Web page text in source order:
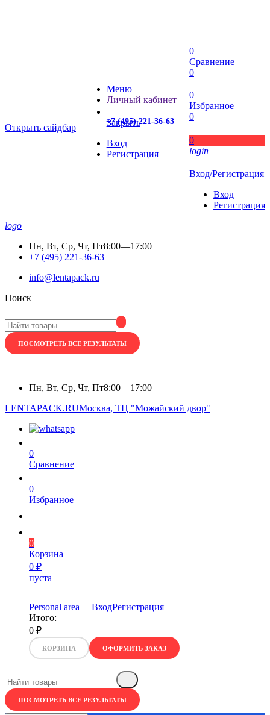
Открыть сайдбар
Меню
Личный кабинет
Закрыть
Вход
Регистрация
0
Сравнение
0
0
Избранное
0
0
+7 (495) 221-36-63
login
Вход/Регистрация
Вход
Регистрация
logo
Пн, Вт, Ср, Чт, Пт8:00—17:00
+7 (495) 221-36-63
info@lentapack.ru
Поиск
ПОСМОТРЕТЬ ВСЕ РЕЗУЛЬТАТЫ
Пн, Вт, Ср, Чт, Пт8:00—17:00
LENTAPACK.RUМосква, ТЦ "Можайский двор"
0
Сравнение
0
Избранное
0
Корзина
0 ₽
пуста
Personal area ВходРегистрация
Итого:
0 ₽
КОРЗИНА ОФОРМИТЬ ЗАКАЗ
ПОСМОТРЕТЬ ВСЕ РЕЗУЛЬТАТЫ